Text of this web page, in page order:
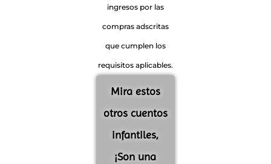
ingresos por las
compras adscritas
que cumplen los
requisitos aplicables.
Mira estos
otros cuentos
infantiles,
¡Son una